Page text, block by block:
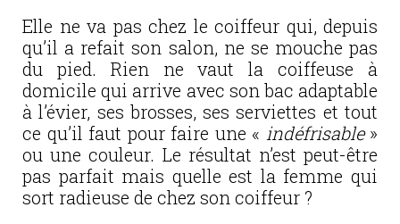
Elle ne va pas chez le coiffeur qui, depuis
qu’il a refait son salon, ne se mouche pas
du pied. Rien ne vaut la coiffeuse à
domicile qui arrive avec son bac adaptable
à l’évier, ses brosses, ses serviettes et tout
ce qu’il faut pour faire une « indéfrisable»
ou une couleur. Le résultat n’est peut-être
pas parfait mais quelle est la femme qui
sort radieuse de chez son coiffeur ?